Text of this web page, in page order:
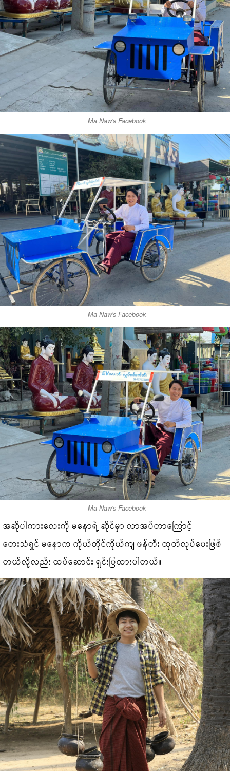
Ma Naw's Facebook
Ma Naw's Facebook
Ma Naw's Facebook
အဆိုပါကားလေးကို မနောရဲ့ ဆိုင်မှာ လာအပ်တာကြောင့်
တေးသံရှင် မနောက ကိုယ်တိုင်ကိုယ်ကျ ဖန်တီး ထုတ်လုပ်ပေးဖြစ်
တယ်လို့လည်း ထပ်ဆောင်း ရှင်းပြထားပါတယ်။